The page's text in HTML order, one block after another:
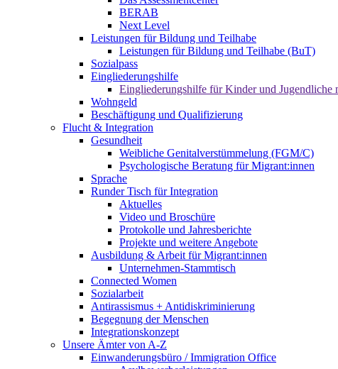
BERAB
Next Level
Leistungen für Bildung und Teilhabe
Leistungen für Bildung und Teilhabe (BuT)
Sozialpass
Eingliederungshilfe
Eingliederungshilfe für Kinder und Jugendliche
Wohngeld
Beschäftigung und Qualifizierung
Flucht & Integration
Gesundheit
Weibliche Genitalverstümmelung (FGM/C)
Psychologische Beratung für Migrant:innen
Sprache
Runder Tisch für Integration
Aktuelles
Video und Broschüre
Protokolle und Jahresberichte
Projekte und weitere Angebote
Ausbildung & Arbeit für Migrant:innen
Unternehmen-Stammtisch
Connected Women
Sozialarbeit
Antirassismus + Antidiskriminierung
Begegnung der Menschen
Integrationskonzept
Unsere Ämter von A-Z
Einwanderungsbüro / Immigration Office